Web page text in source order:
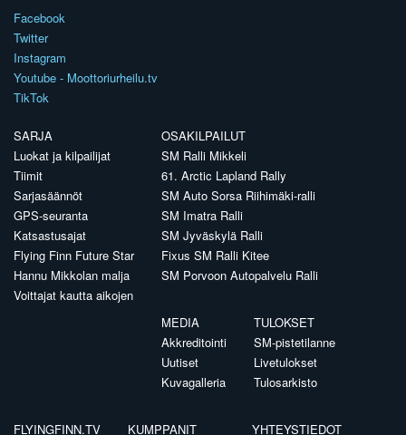
Facebook
Twitter
Instagram
Youtube - Moottoriurheilu.tv
TikTok
SARJA
Luokat ja kilpailijat
Tiimit
Sarjasäännöt
GPS-seuranta
Katsastusajat
Flying Finn Future Star
Hannu Mikkolan malja
Voittajat kautta aikojen
OSAKILPAILUT
SM Ralli Mikkeli
61. Arctic Lapland Rally
SM Auto Sorsa Riihimäki-ralli
SM Imatra Ralli
SM Jyväskylä Ralli
Fixus SM Ralli Kitee
SM Porvoon Autopalvelu Ralli
MEDIA
Akkreditointi
Uutiset
Kuvagalleria
TULOKSET
SM-pistetilanne
Livetulokset
Tulosarkisto
FLYINGFINN.TV KUMPPANIT YHTEYSTIEDOT